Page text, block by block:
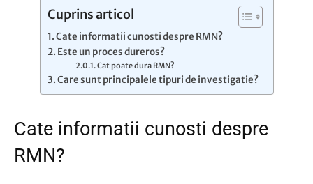
Cuprins articol
Cate informatii cunosti despre RMN?
Este un proces dureros?
Cat poate dura RMN?
Care sunt principalele tipuri de investigatie?
Cate informatii cunosti despre
RMN?